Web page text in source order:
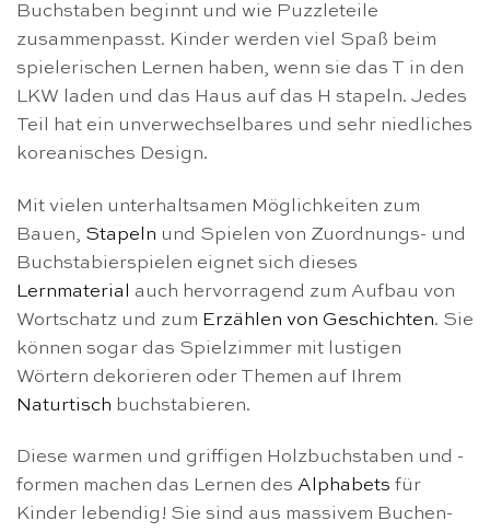
Buchstaben beginnt und wie Puzzleteile
zusammenpasst. Kinder werden viel Spaß beim
spielerischen Lernen haben, wenn sie das T in den
LKW laden und das Haus auf das H stapeln. Jedes
Teil hat ein unverwechselbares und sehr niedliches
koreanisches Design.
Mit vielen unterhaltsamen Möglichkeiten zum
Bauen, Stapeln und Spielen von Zuordnungs- und
Buchstabierspielen eignet sich dieses
Lernmaterial
auch hervorragend zum Aufbau von
Wortschatz und zum Erzählen von Geschichten. Sie
können sogar das Spielzimmer mit lustigen
Wörtern dekorieren oder Themen auf Ihrem
Naturtisch buchstabieren.
Diese warmen und griffigen Holzbuchstaben und -
formen machen das Lernen des Alphabets für
Kinder lebendig! Sie sind aus massivem Buchen-